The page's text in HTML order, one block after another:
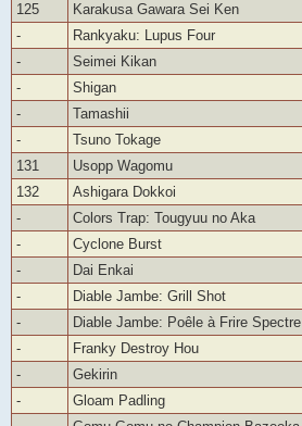
125
Karakusa Gawara Sei Ken
-
Rankyaku: Lupus Four
-
Seimei Kikan
-
Shigan
-
Tamashii
-
Tsuno Tokage
131
Usopp Wagomu
132
Ashigara Dokkoi
-
Colors Trap: Tougyuu no Aka
-
Cyclone Burst
-
Dai Enkai
-
Diable Jambe: Grill Shot
-
Diable Jambe: Poêle à Frire Spectre
-
Franky Destroy Hou
-
Gekirin
-
Gloam Padling